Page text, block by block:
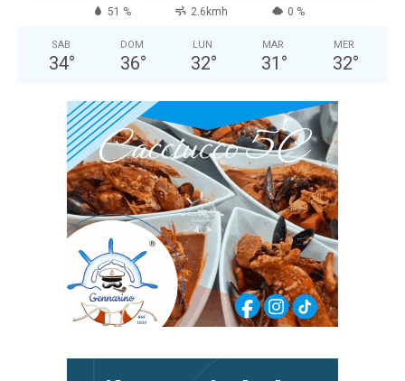
51 % 2.6kmh 0 %
SAB
34°
DOM
36°
LUN
32°
MAR
31 °
MER
32°